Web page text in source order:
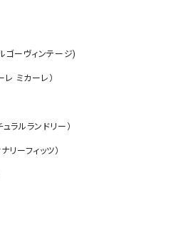
ゴーヴィンテージ)
ミカーレ）
ラルランドリー）
リーフィッツ）